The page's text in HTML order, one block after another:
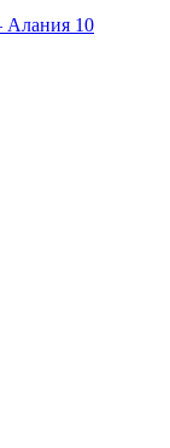
Алания 10